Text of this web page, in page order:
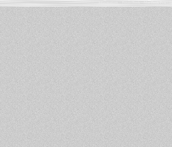
Informations :